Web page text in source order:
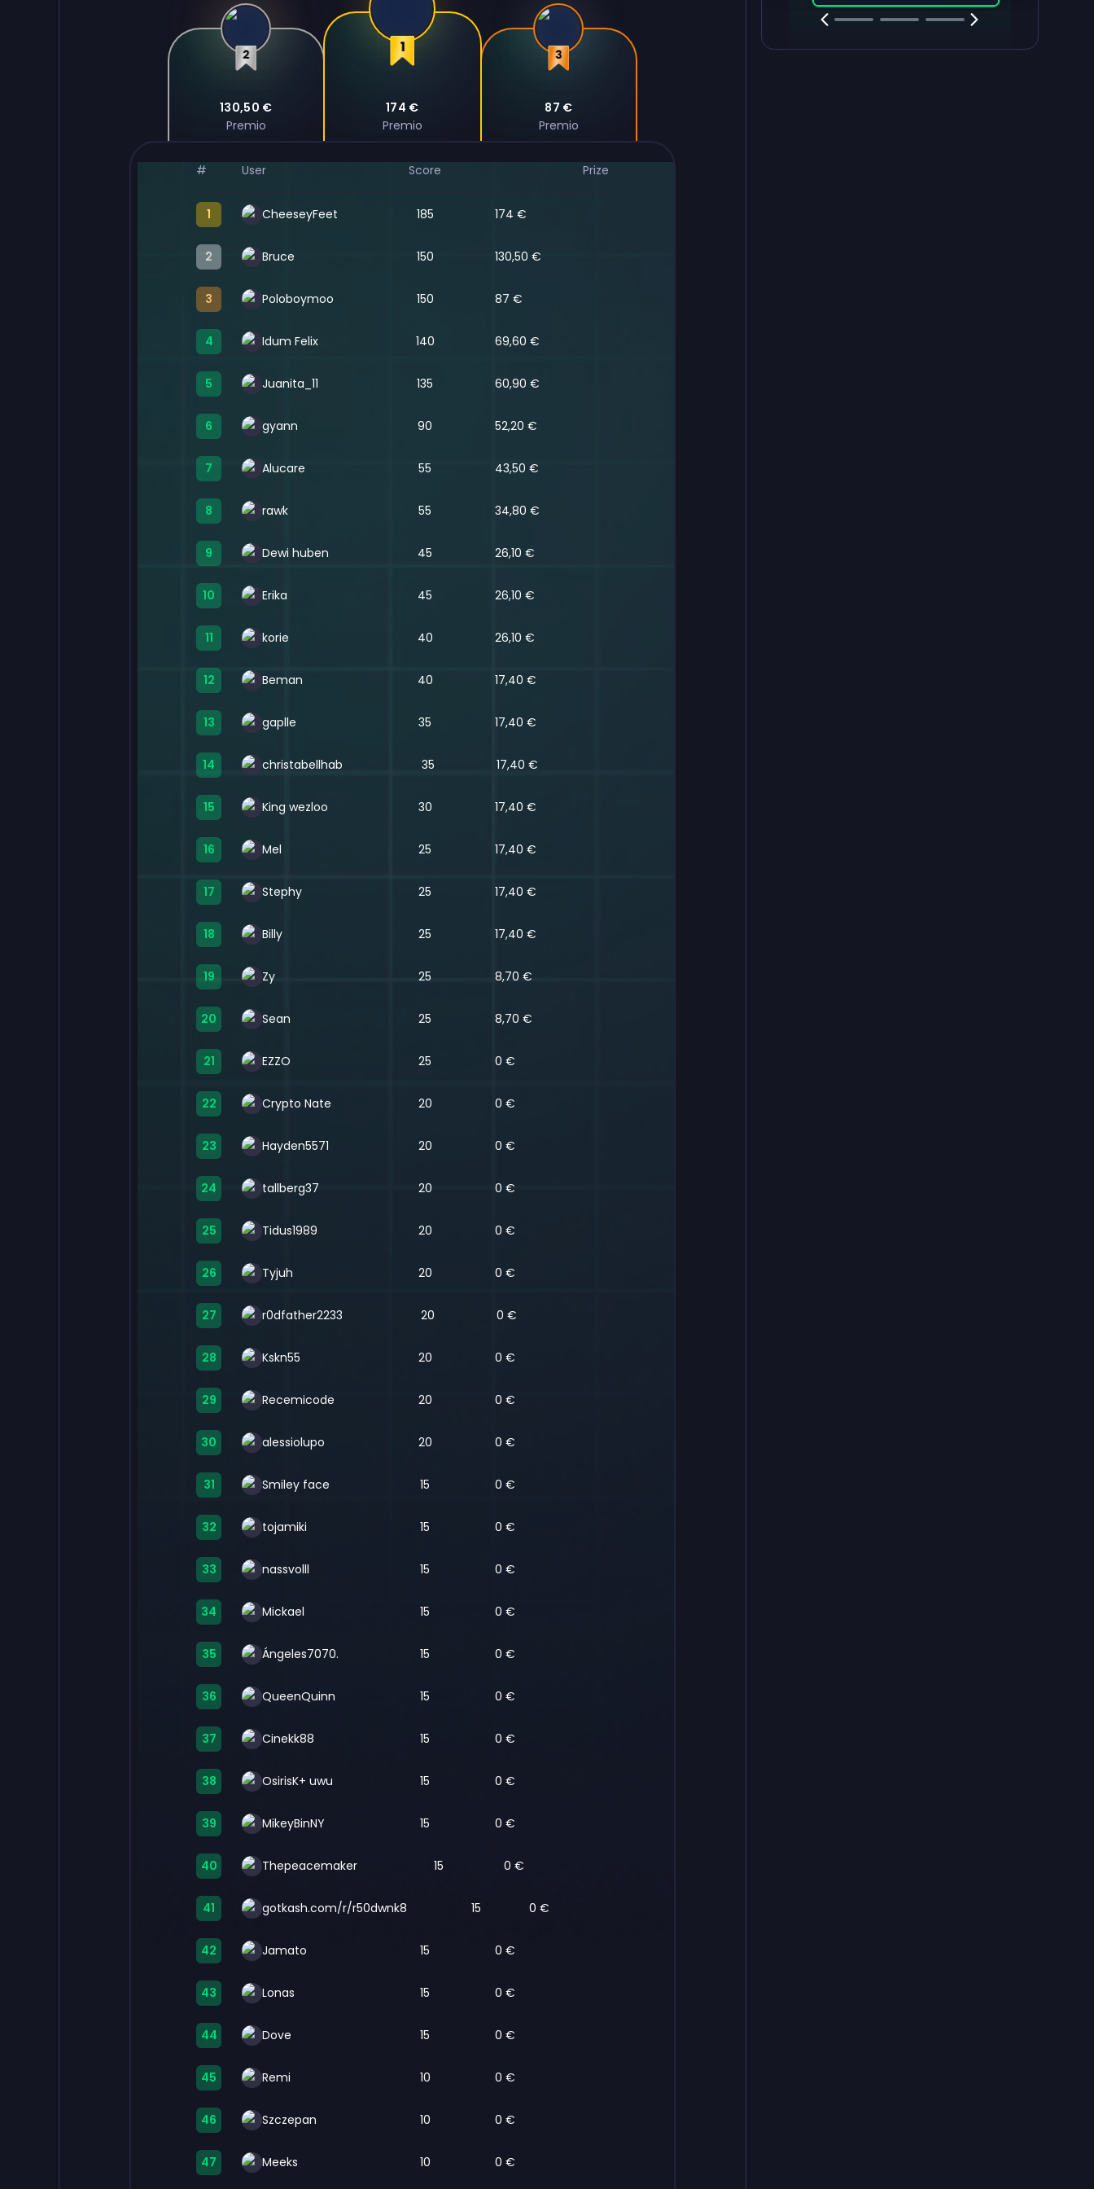
130,50 €
Premio
174 €
Premio
87 €
Premio
# User Score Prize
1 CheeseyFeet 185 174 €
2 Bruce 150 130,50 €
3 Poloboymoo 150 87 €
4 Idum Felix 140 69,60 €
5 Juanita_11 135 60,90 €
6 gyann 90 52,20 €
7 Alucare 55 43,50 €
8 rawk 55 34,80 €
9 Dewi huben 45 26,10 €
10 Erika 45 26,10 €
11 korie 40 26,10 €
12 Beman 40 17,40 €
13 gaplle 35 17,40 €
14 christabellhab 35 17,40 €
15 King wezloo 30 17,40 €
16 Mel 25 17,40 €
17 Stephy 25 17,40 €
18 Billy 25 17,40 €
19 Zy 25 8,70 €
20 Sean 25 8,70 €
21 EZZO 25 0 €
22 Crypto Nate 20 0 €
23 Hayden5571 20 0 €
24 tallberg37 20 0 €
25 Tidus1989 20 0 €
26 Tyjuh 20 0 €
27 r0dfather2233 20 0 €
28 Kskn55 20 0 €
29 Recemicode 20 0 €
30 alessiolupo 20 0 €
31 Smiley face 15 0 €
32 tojamiki 15 0 €
33 nassvolll 15 0 €
34 Mickael 15 0 €
35 Ángeles7070. 15 0 €
36 QueenQuinn 15 0 €
37 Cinekk88 15 0 €
38 OsirisK+ uwu 15 0 €
39 MikeyBinNY 15 0 €
40 Thepeacemaker 15 0 €
41 gotkash.com/r/r50dwnk8 15 0 €
42 Jamato 15 0 €
43 Lonas 15 0 €
44 Dove 15 0 €
45 Remi 10 0 €
46 Szczepan 10 0 €
47 Meeks 10 0 €